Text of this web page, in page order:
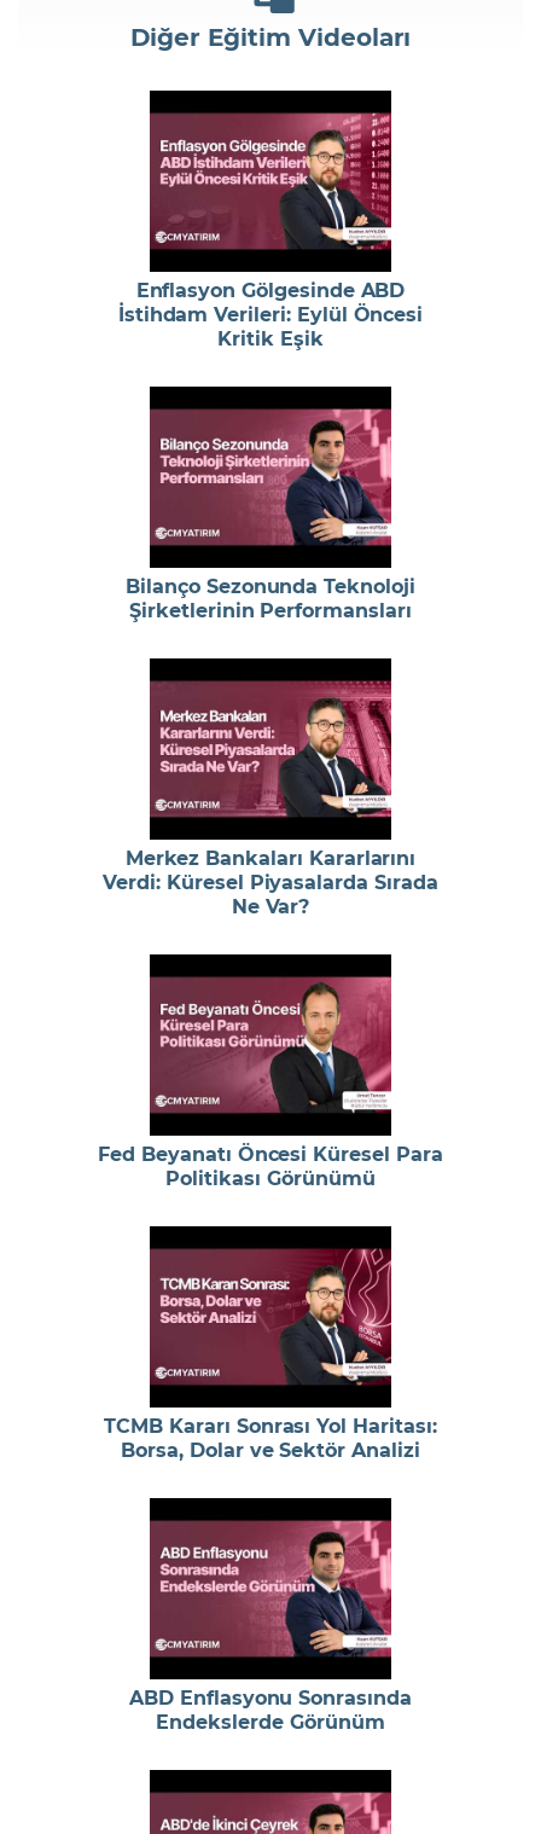
Diğer Eğitim Videoları
Enflasyon Gölgesinde ABD
İstihdam Verileri: Eylül Öncesi
Kritik Eşik
Bilanço Sezonunda Teknoloji
Şirketlerinin Performansları
Merkez Bankaları Kararlarını
Verdi: Küresel Piyasalarda Sırada
Ne Var?
Fed Beyanatı Öncesi Küresel Para
Politikası Görünümü
TCMB Kararı Sonrası Yol Haritası:
Borsa, Dolar ve Sektör Analizi
ABD Enflasyonu Sonrasında
Endekslerde Görünüm